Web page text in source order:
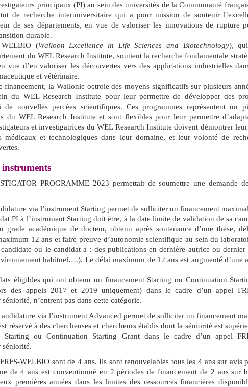
principaux (PI) au sein des universités de la Communauté
de recherche interuniversitaire qui a pour mission de soutenir
de ses départements, en vue de valoriser les innovations de rupture
durable.
WELBIO (Walloon Excellence in Life Sciences and Biotechnology),
du WEL Research Institute, soutient la recherche fondamentale
vue d’en valoriser les découvertes vers des applications industrielles
et vétérinaire.
financement, la Wallonie octroie des moyens significatifs sur plusieurs
du WEL Research Institute pour leur permettre de développer des
nouvelles percées scientifiques. Ces programmes représentent un
du WEL Research Institute et sont flexibles pour leur permettre
et investigatrices du WEL Research Institute doivent démontrer
médicaux et technologiques dans leur domaine, et leur volonté de
instruments
PROGRAMME 2023 permettait de soumettre une demande
via l’instrument Starting permet de solliciter un financement
PI à l’instrument Starting doit être, à la date limite de validation de sa
grade académique de docteur, obtenu après soutenance d’une thèse,
12 ans et faire preuve d’autonomie scientifique au sein du
ou le candidat a : des publications en dernière autrice ou dernier
habituel….). Le délai maximum de 12 ans est augmenté d’une
éligibles qui ont obtenu un financement Starting ou Continuation
des appels 2017 et 2019 uniquement) dans le cadre d’un appel
n’entrent pas dans cette catégorie.
via l’instrument Advanced permet de solliciter un financement
réservé à des chercheuses et chercheurs établis dont la séniorité est
Starting ou Continuation Starting Grant dans le cadre d’un appel
séniorité.
WELBIO sont de 4 ans. Ils sont renouvelables tous les 4 ans sur avis
de 4 ans est conventionné en 2 périodes de financement de 2 ans sur
premières années dans les limites des ressources financières